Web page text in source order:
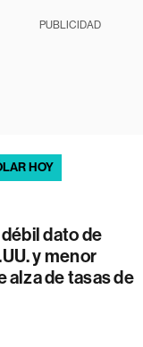
PUBLICIDAD
HOY
dato de
y menor
alza de tasas de